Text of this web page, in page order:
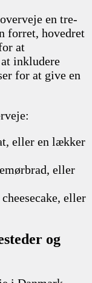
en tre-
forret, hovedret
at
inkludere
for at give en
eller en lækker
eller
eller
og